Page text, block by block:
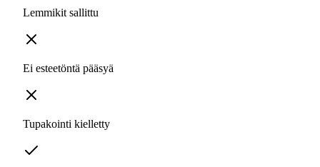
Lemmikit sallittu
Ei esteetöntä pääsyä
Tupakointi kielletty